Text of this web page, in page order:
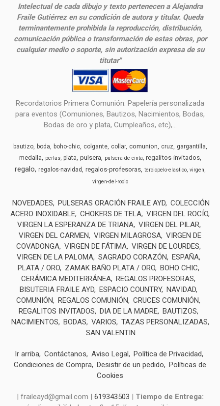
Intelectual de cada dibujo y texto pertenecen a Alejandra
Fraile Gutiérrez en su condición de autora y titular. Queda
terminantemente prohibida la reproducción, distribución,
comunicación pública o transformación de estas obras, por
cualquier medio o soporte, sin autorización expresa de su
titutar"
Recordatorios Primera Comunión. Papelería personalizada
para eventos (Comuniones, Bautizos, Nacimientos, Bodas,
Bodas de oro y plata, Cumpleaños, etc),...
bautizo boda boho-chic colgante collar comunion cruz gargantilla
medalla perlas plata pulsera pulsera-de-cinta regalitos-invitados
regalo regalos-navidad regalos-profesoras terciopelo-elastico virgen
virgen-del-rocio
NOVEDADES PULSERAS ORACIÓN FRAILE AYD COLECCIÓN
ACERO INOXIDABLE CHOKERS DE TELA VIRGEN DEL ROCÍO
VIRGEN LA ESPERANZA DE TRIANA VIRGEN DEL PILAR
VIRGEN DEL CARMEN
VIRGEN MILAGROSA VIRGEN DE
COVADONGA VIRGEN DE FÁTIMA VIRGEN DE LOURDES
VIRGEN DE LA PALOMA SAGRADO CORAZÓN
ESPAÑA
PLATA / ORO
ZAMAK BAÑO PLATA / ORO BOHO CHIC
CERÁMICA MEDITERRÁNEA REGALOS PROFESORAS
BISUTERIA FRAILE AYD ESPACIO COUNTRY NAVIDAD
COMUNIÓN
REGALOS COMUNIÓN
CRUCES COMUNIÓN
REGALITOS INVITADOS
DIA DE LA MADRE BAUTIZOS
NACIMIENTOS
BODAS VARIOS
TAZAS PERSONALIZADAS
SAN VALENTIN
Ir arriba Contáctanos Aviso Legal
Política de Privacidad
Condiciones de Compra Desistir de un pedido
Políticas de
Cookies
| fraileayd@gmail.com | 619343503 | Tiempo de Entrega: